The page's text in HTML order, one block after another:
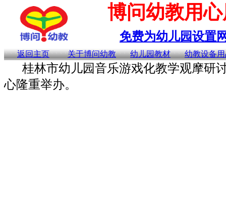
博问幼教用
免费为幼儿园设置
返回主页 关于博问幼教 幼儿园教材 幼教设备
桂林市幼儿园音乐游戏化教学观摩研
心隆重举办。